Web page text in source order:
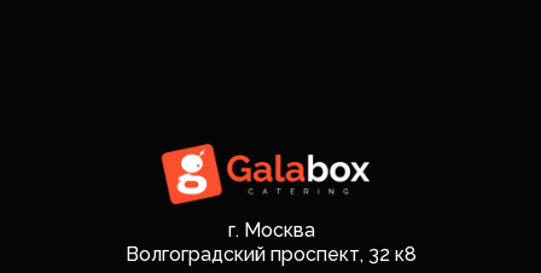
г. Москва
Волгоградский проспект, 32 к8